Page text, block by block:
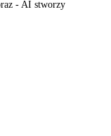
- AI stworzy